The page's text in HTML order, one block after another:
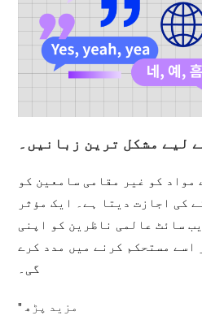
لیے مشکل ترین زبانیں۔
مواد کو غیر مقامی سامعین کو
کی اجازت دیتا ہے۔ ایک مؤثر
سائٹ عالمی ناظرین کو اپنی
اسے مستحکم کرنے میں مدد کرے
گی۔
مزید پڑھ "